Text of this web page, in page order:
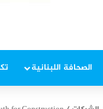
الصحافة اللبنانية